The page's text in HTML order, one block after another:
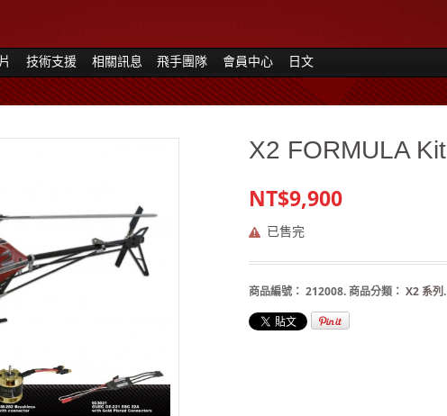
技術支援 相關訊息 飛手團隊 會員中心 日文
X2 FORMULA Kit
NT$9,900
已售完
商品編號： 212008.商品分類： X2 系列.